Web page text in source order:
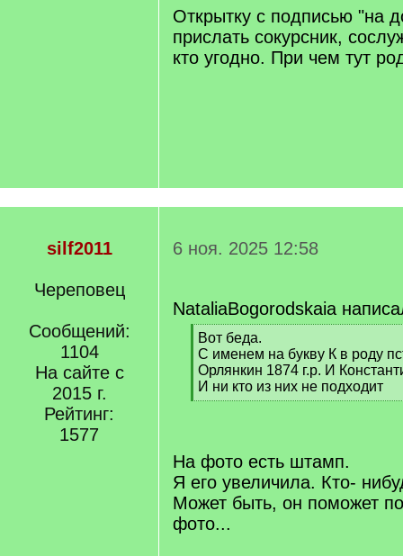
Открытку с подписью "на
прислать сокурсник,
кто угодно. При чем тут
silf2011
Череповец
Сообщений:
1104
На сайте с
2015 г.
Рейтинг:
1577
6 ноя. 2025 12:58
NataliaBogorodskaia
[
q
]
Вот беда.
С именем на букву К в роду
Орлянкин 1874 г.р. И
И ни кто из них не подходит
[
На фото есть штамп.
Я его увеличила. Кто-
Может быть, он поможет
фото...